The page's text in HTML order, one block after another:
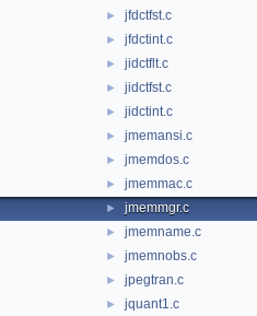
► jfdctfst.c
► jfdctint.c
► jidctflt.c
► jidctfst.c
► jidctint.c
► jmemansi.c
► jmemdos.c
► jmemmac.c
► jmemmgr.c
► jmemname.c
► jmemnobs.c
► jpegtran.c
► jquant1.c